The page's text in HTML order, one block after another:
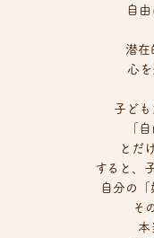
自由
潜在
心を
子ども
「
とだ
すると、
自分の
そ
本